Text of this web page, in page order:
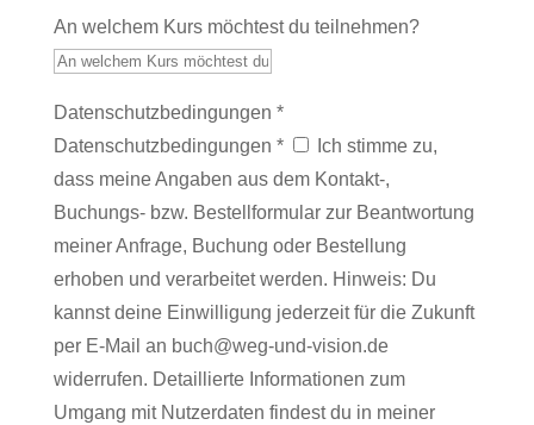
An welchem Kurs möchtest du teilnehmen?
Datenschutzbedingungen *
Datenschutzbedingungen *
Ich stimme zu,
dass meine Angaben aus dem Kontakt-,
Buchungs- bzw. Bestellformular zur Beantwortung
meiner Anfrage, Buchung oder Bestellung
erhoben und verarbeitet werden. Hinweis: Du
kannst deine Einwilligung jederzeit für die Zukunft
per E-Mail an buch@weg-und-vision.de
widerrufen. Detaillierte Informationen zum
Umgang mit Nutzerdaten findest du in meiner